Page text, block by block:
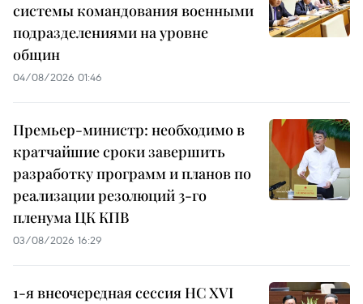
системы командования военными
подразделениями на уровне
общин
04/08/2026 01:46
Премьер-министр: необходимо в
кратчайшие сроки завершить
разработку программ и планов по
реализации резолюций 3-го
пленума ЦК КПВ
03/08/2026 16:29
1-я внеочередная сессия НС XVI